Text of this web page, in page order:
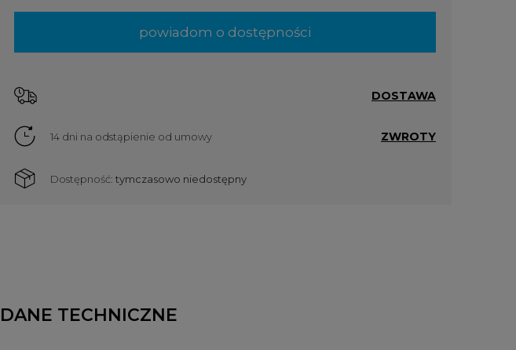
powiadom o dostępności
DOSTAWA
14 dni na odstąpienie od umowy ZWROTY
Dostępność: tymczasowo niedostępny
DANE TECHNICZNE